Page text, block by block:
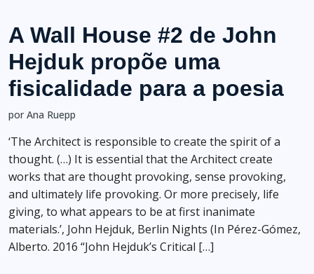
A Wall House #2 de John
Hejduk propõe uma
fisicalidade para a poesia
por Ana Ruepp
‘The Architect is responsible to create the spirit of a
thought. (…) It is essential that the Architect create
works that are thought provoking, sense provoking,
and ultimately life provoking. Or more precisely, life
giving, to what appears to be at first inanimate
materials.’, John Hejduk, Berlin Nights (In Pérez-Gómez,
Alberto. 2016 “John Hejduk’s Critical […]